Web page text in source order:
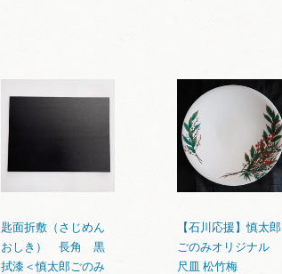
匙面折敷（さじめん
おしき） 長角 黒
拭漆＜慎太郎ごのみ
【石川応援】慎太郎
ごのみオリジナル
尺皿 松竹梅